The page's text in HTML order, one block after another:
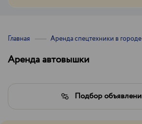
Главная Аренда спецтехники в городе
Аренда автовышки
Подбор